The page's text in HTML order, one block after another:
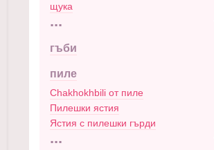
щука
...
гъби
пиле
Chakhokhbili от пиле
Пилешки ястия
Ястия с пилешки гърди
...